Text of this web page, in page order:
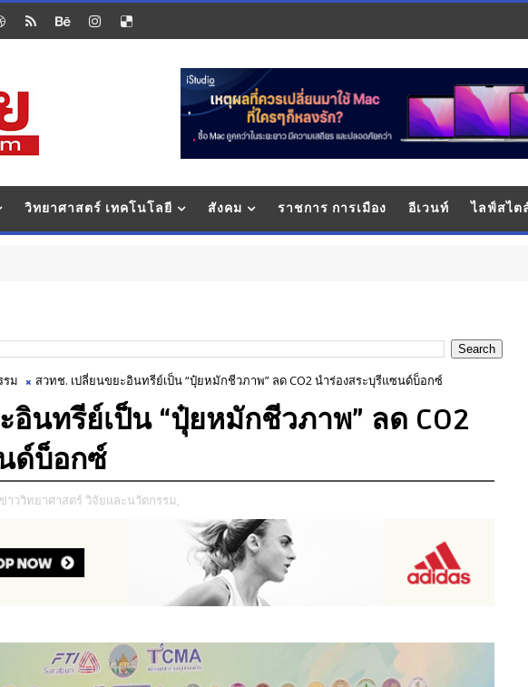
วิทยาศาสตร์ เทคโนโลยี สังคม ราชการ การเมือง อีเวนท์ ไลฟ์สไต
สังค
รม สวทช. เปลี่ยนขยะอินทรีย์เป็น “ปุ๋ยหมักชีวภาพ” ลด CO2 นำร่องสระบุรีแซนด์บ็อกซ์
นทรีย์เป็น “ปุ๋ยหมักชีวภาพ” ลด CO2
ด์บ็อกซ์
ข่าววิทยาศาสตร์ วิจัยและนวัตกรรม,